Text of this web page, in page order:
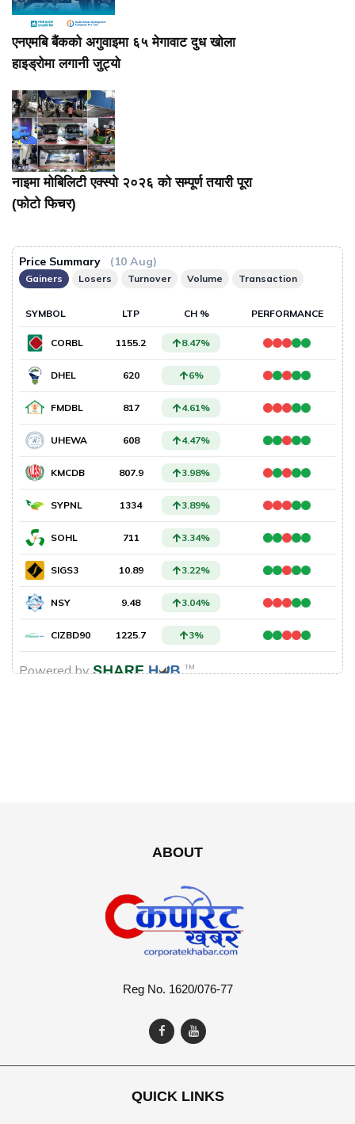
एनएमबि बैंकको अगुवाइमा ६५ मेगावाट दुध खोला
हाइड्रोमा लगानी जुट्यो
नाइमा मोबिलिटी एक्स्पो २०२६ को सम्पूर्ण तयारी पूरा
(फोटो फिचर)
ABOUT
Reg No. 1620/076-77
QUICK LINKS